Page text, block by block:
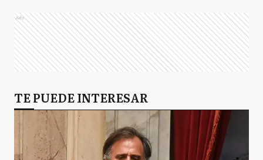
Ads
TE PUEDE INTERESAR